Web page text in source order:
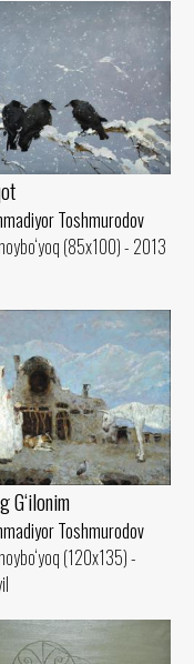
Toshmurodov
(85x100) - 2013
G‘ilonim
Toshmurodov
(120x135) -